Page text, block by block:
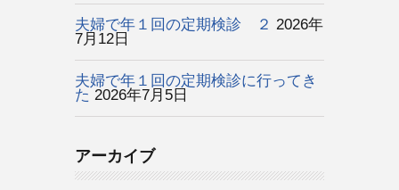
夫婦で年１回の定期検診 ２ 2026年
7月12日
夫婦で年１回の定期検診に行ってき
た 2026年7月5日
アーカイブ